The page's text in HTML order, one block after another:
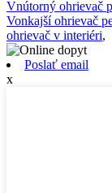
Vnútorný ohrievač
Vonkajší ohrievač
ohrievač v interiéri,
Poslať email
x